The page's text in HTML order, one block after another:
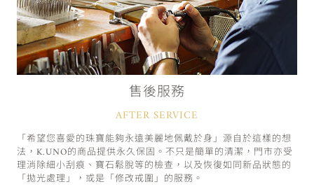
售後服務
AFTER SERVICE
「希望您喜愛的珠寶能夠永遠美麗地佩戴於身」源自於這樣的想
法，K.UNO的商品提供永久保固。不只是簡單的清潔，門市亦受
理消除細小刮痕、寶石鬆脫等的檢查，以及恢復如同新品狀態的
「拋光處理」，或是「修改戒圍」的服務。